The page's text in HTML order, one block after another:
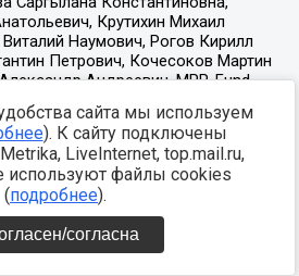
сайта мы используем
). К сайту подключены
LiveInternet, top.mail.ru,
используют файлы cookies
(подробнее).
согласна